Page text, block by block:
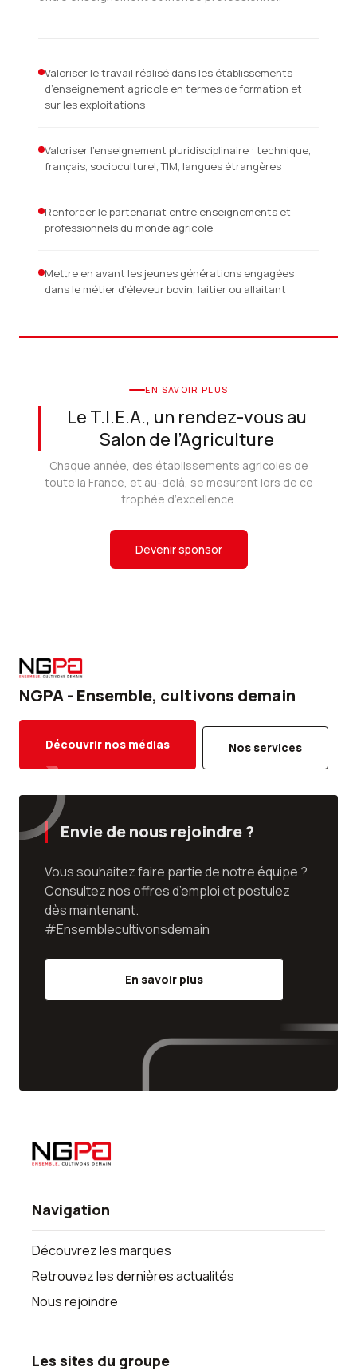
Valoriser le travail réalisé dans les établissements
d’enseignement agricole en termes de formation et
sur les exploitations
Valoriser l’enseignement pluridisciplinaire : technique,
français, socioculturel, TIM, langues étrangères
Renforcer le partenariat entre enseignements et
professionnels du monde agricole
Mettre en avant les jeunes générations engagées
dans le métier d’éleveur bovin, laitier ou allaitant
EN SAVOIR PLUS
Le T.I.E.A., un rendez-vous au
Salon de l’Agriculture
Chaque année, des établissements agricoles de
toute la France, et au-delà, se mesurent lors de ce
trophée d’excellence.
Devenir sponsor
NGPA - Ensemble, cultivons demain
Découvrir nos médias Nos services
Envie de nous rejoindre ?
Vous souhaitez faire partie de notre équipe ?
Consultez nos offres d’emploi et postulez
dès maintenant.
#Ensemblecultivonsdemain
En savoir plus
Navigation
Découvrez les marques
Retrouvez les dernières actualités
Nous rejoindre
Les sites du groupe